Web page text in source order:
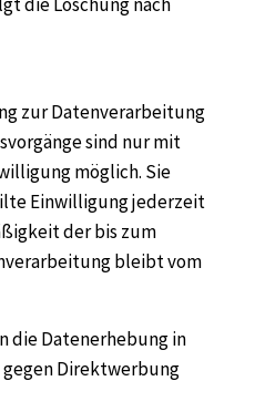
zur Datenverarbeitung
sind nur mit
möglich. Sie
Einwilligung jederzeit
der bis zum
bleibt vom
die Datenerhebung in
gegen Direktwerbung